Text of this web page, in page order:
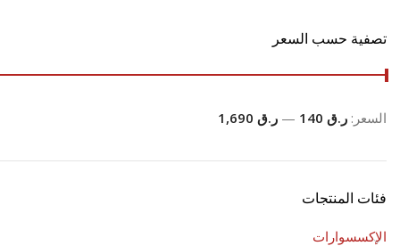
تصفية حسب السعر
السعر: ر.ق 140 — ر.ق 1,690
فئات المنتجات
الإكسسوارات